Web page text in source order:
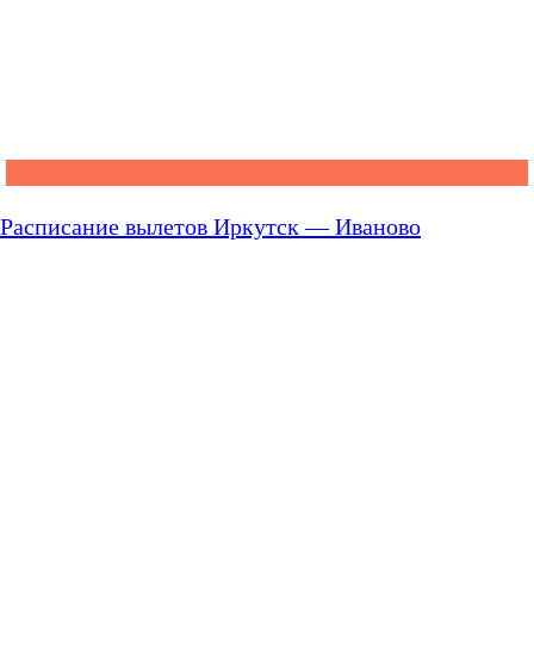
Расписание вылетов Иркутск — Иваново